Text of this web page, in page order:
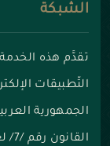
الشبكة
تقدَّم هذه الخدمة
التّطبيقات
الجمهورية
القانون رقم /7/ لعام ولاسيما المواد (4،11،31)